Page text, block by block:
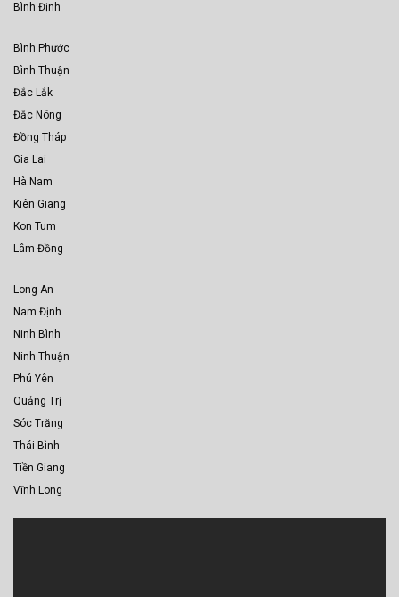
Bình Định
Bình Phước
Bình Thuận
Đắc Lắk
Đắc Nông
Đồng Tháp
Gia Lai
Hà Nam
Kiên Giang
Kon Tum
Lâm Đồng
Long An
Nam Định
Ninh Bình
Ninh Thuận
Phú Yên
Quảng Trị
Sóc Trăng
Thái Bình
Tiền Giang
Vĩnh Long